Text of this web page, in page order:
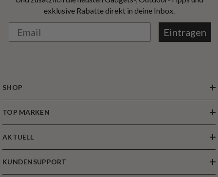
exklusive Rabatte direkt in deine Inbox.
Eintragen
SHOP
TOP MARKEN
AKTUELL
KUNDENSUPPORT